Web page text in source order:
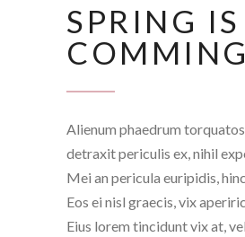
SPRING IS
COMMING
Alienum phaedrum torquatos
detraxit periculis ex, nihil
Mei an pericula euripidis,
Eos ei nisl graecis, vix
Eius lorem tincidunt vix at,